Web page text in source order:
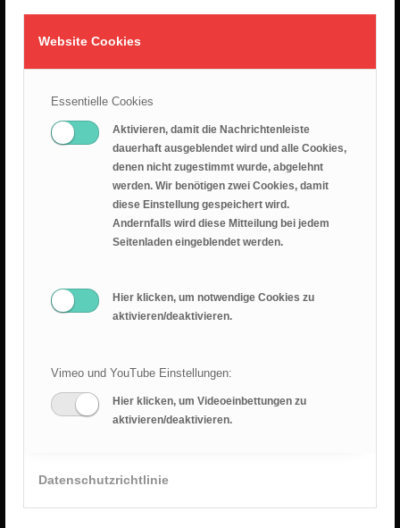
Website Cookies
Essentielle Cookies
Aktivieren, damit die Nachrichtenleiste
dauerhaft ausgeblendet wird und alle Cookies,
denen nicht zugestimmt wurde, abgelehnt
werden. Wir benötigen zwei Cookies, damit
diese Einstellung gespeichert wird.
Andernfalls wird diese Mitteilung bei jedem
Seitenladen eingeblendet werden.
Hier klicken, um notwendige Cookies zu
aktivieren/deaktivieren.
Vimeo und YouTube Einstellungen:
Hier klicken, um Videoeinbettungen zu
aktivieren/deaktivieren.
Datenschutzrichtlinie
2. August 2026
Predigt 2026.07.19 – Epheserbief Kap. 6
18. Juli 2026
Epheserbrief Teil 5
Epheserbrief Teil 4
RANGER BLOG
Unlimited Camp 2025